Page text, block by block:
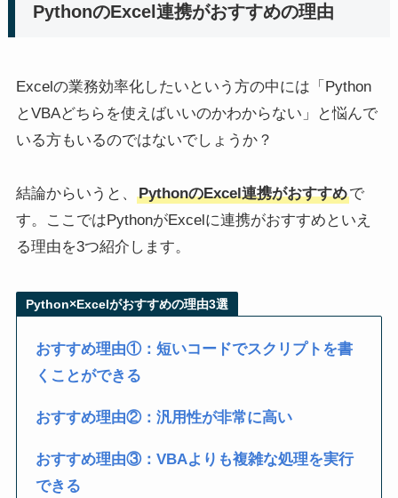
PythonのExcel連携がおすすめの理由
Excelの業務効率化したいという方の中には「Python
とVBAどちらを使えばいいのかわからない」と悩んで
いる方もいるのではないでしょうか？
結論からいうと、 PythonのExcel連携がおすすめで
す。ここではPythonがExcelに連携がおすすめといえ
る理由を3つ紹介します。
Python×Excelがおすすめの理由3選
おすすめ理由①：短いコードでスクリプトを書
くことができる
おすすめ理由②：汎用性が非常に高い
おすすめ理由③：VBAよりも複雑な処理を実行
できる